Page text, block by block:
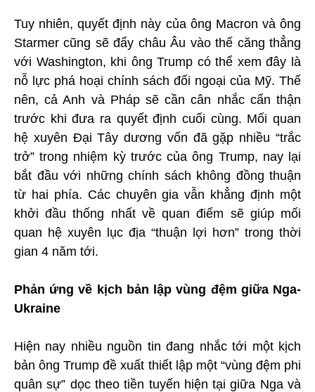
Tuy nhiên, quyết định này của ông Macron và ông
Starmer cũng sẽ đẩy châu Âu vào thế căng thẳng
với Washington, khi ông Trump có thể xem đây là
nỗ lực phá hoại chính sách đối ngoại của Mỹ. Thế
nên, cả Anh và Pháp sẽ cần cân nhắc cẩn thận
trước khi đưa ra quyết định cuối cùng. Mối quan
hệ xuyên Đại Tây dương vốn đã gặp nhiều “trắc
trở” trong nhiệm kỳ trước của ông Trump, nay lại
bắt đầu với những chính sách không đồng thuận
từ hai phía. Các chuyên gia vẫn khẳng định một
khởi đầu thống nhất về quan điểm sẽ giúp mối
quan hệ xuyên lục địa “thuận lợi hơn” trong thời
gian 4 năm tới.
Phản ứng về kịch bản lập vùng đệm giữa Nga-
Ukraine
Hiện nay nhiều nguồn tin đang nhắc tới một kịch
bản ông Trump đề xuất thiết lập một “vùng đệm phi
quân sự” dọc theo tiền tuyến hiện tại giữa Nga và